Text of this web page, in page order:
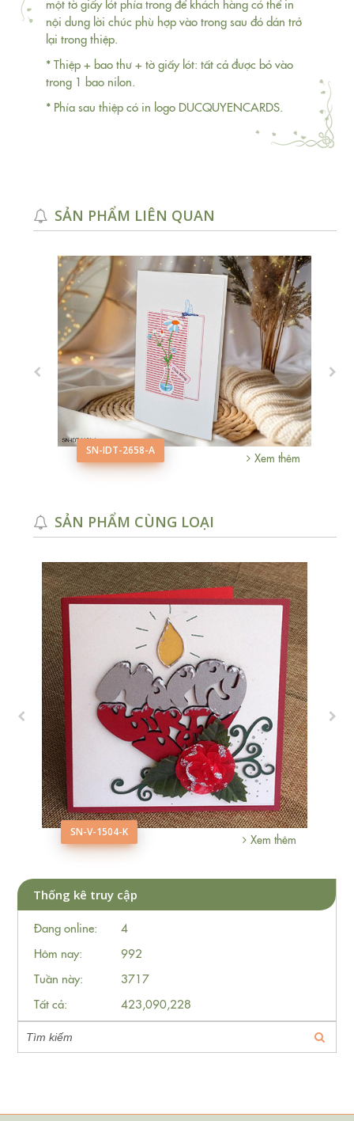
một tờ giấy lót phía trong để khách hàng có thể in
nội dung lời chúc phù hợp vào trong sau đó dán trở
lại trong thiệp.
* Thiệp + bao thư + tờ giấy lót: tất cả được bỏ vào
trong 1 bao nilon.
* Phía sau thiệp có in logo DUCQUYENCARDS.
SẢN PHẨM LIÊN QUAN
SN-IDT-2658-A Xem thêm
SẢN PHẨM CÙNG LOẠI
SN-V-1504-K Xem thêm
Thống kê truy cập
Đang online:
4
Hôm nay:
992
Tuần này:
3717
Tất cả:
423,090,228